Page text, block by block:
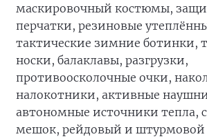
маскировочный костюмы,
перчатки, резиновые
тактические зимние ботинки,
носки, балаклавы, разгрузки,
противоосколочные очки,
налокотники, активные
автономные источники тепла,
мешок, рейдовый и штурмовой